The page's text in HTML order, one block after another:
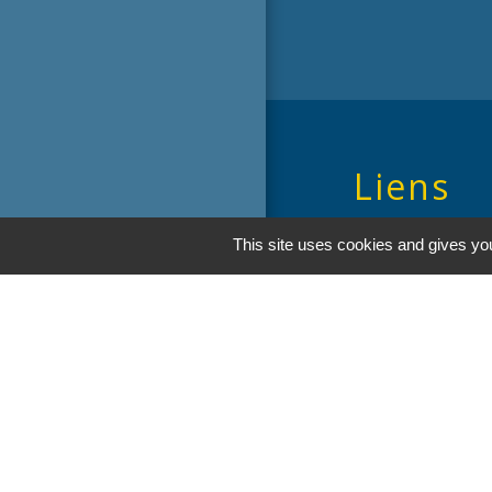
Liens
Oise mobilité
Service Public
This site uses cookies and gives